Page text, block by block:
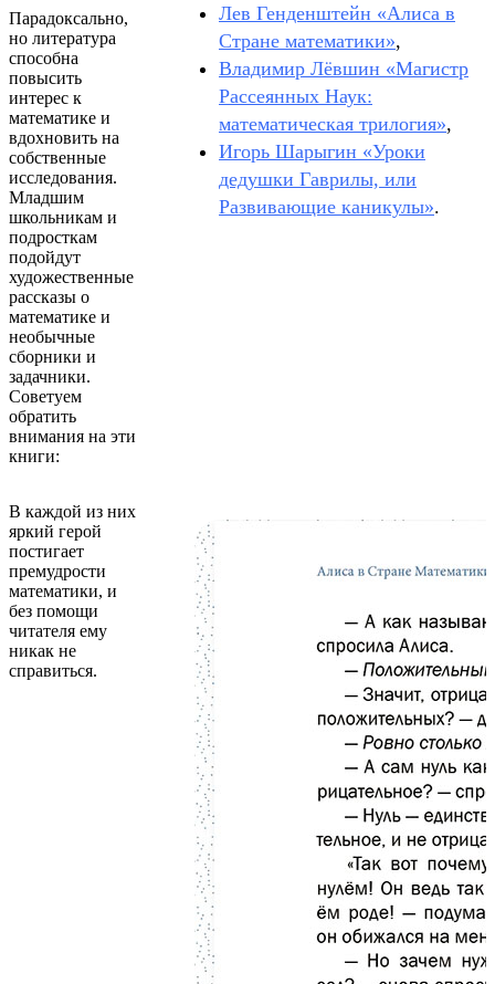
Парадоксально,
но литература
способна
повысить
интерес к
математике и
вдохновить на
собственные
исследования.
Младшим
школьникам и
подросткам
подойдут
художественные
рассказы о
математике и
необычные
сборники и
задачники.
Советуем
обратить
внимания на эти
книги:
Лев Генденштейн «Алиса в
Стране математики»,
Владимир Лёвшин «Магистр
Рассеянных Наук:
математическая трилогия»,
Игорь Шарыгин «Уроки
дедушки Гаврилы, или
Развивающие каникулы».
В каждой из них
яркий герой
постигает
премудрости
математики, и
без помощи
читателя ему
никак не
справиться.